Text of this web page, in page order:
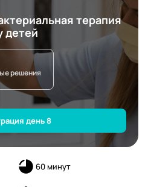
терапия
детей
решения
день 8
60 минут